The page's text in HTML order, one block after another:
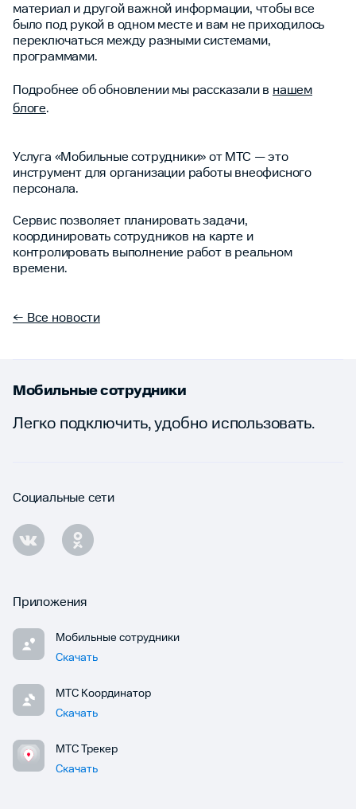
материал и другой важной информации, чтобы все
было под рукой в одном месте и вам не приходилось
переключаться между разными системами,
программами.
Подробнее об обновлении мы рассказали в нашем
блоге.
Услуга «Мобильные сотрудники» от МТС — это
инструмент для организации работы внеофисного
персонала.
Сервис позволяет планировать задачи,
координировать сотрудников на карте и
контролировать выполнение работ в реальном
времени.
← Все новости
Мобильные сотрудники
Легко подключить, удобно использовать.
Социальные сети
Приложения
Мобильные сотрудники
Скачать
МТС Координатор
Скачать
МТС Трекер
Скачать